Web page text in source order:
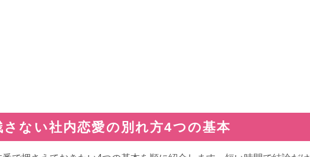
さない社内恋愛の別れ方4つの基本